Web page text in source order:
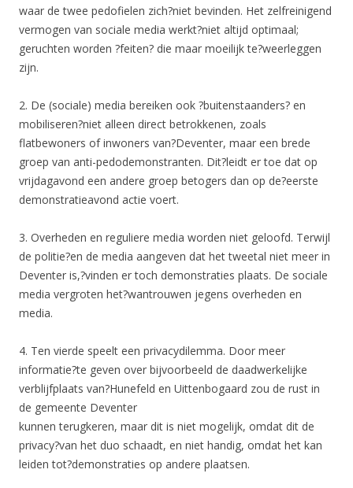
waar de twee pedofielen zich?niet bevinden. Het zelfreinigend
vermogen van sociale media werkt?niet altijd optimaal;
geruchten worden ?feiten? die maar moeilijk te?weerleggen
zijn.
2. De (sociale) media bereiken ook ?buitenstaanders? en
mobiliseren?niet alleen direct betrokkenen, zoals
flatbewoners of inwoners van?Deventer, maar een brede
groep van anti-pedodemonstranten. Dit?leidt er toe dat op
vrijdagavond een andere groep betogers dan op de?eerste
demonstratieavond actie voert.
3. Overheden en reguliere media worden niet geloofd. Terwijl
de politie?en de media aangeven dat het tweetal niet meer in
Deventer is,?vinden er toch demonstraties plaats. De sociale
media vergroten het?wantrouwen jegens overheden en
media.
4. Ten vierde speelt een privacydilemma. Door meer
informatie?te geven over bijvoorbeeld de daadwerkelijke
verblijfplaats van?Hunefeld en Uittenbogaard zou de rust in
de gemeente Deventer
kunnen terugkeren, maar dit is niet mogelijk, omdat dit de
privacy?van het duo schaadt, en niet handig, omdat het kan
leiden tot?demonstraties op andere plaatsen.